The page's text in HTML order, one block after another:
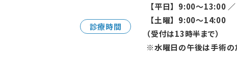
診療時間
【平日】9:00〜13:00 ／
【土曜】9:00〜14:00
（受付は13時半まで）
※水曜日の午後は手術の